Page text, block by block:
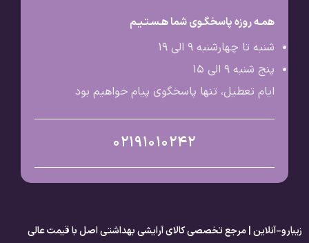
همـه روزه پاسخگـوی شما هـسـتـیـم
شنبه تا چهارشنبه 9 الی ۱۹
پنج شنبه 9 الی ۱۵
ایام تعطیل، تنها پاسخگوی پیام خواهیم بود
02191010242
زیبارو-آنلاین | مرجع تخصصی کالای آرایشی بهداشتی اصل با قیمت عالی